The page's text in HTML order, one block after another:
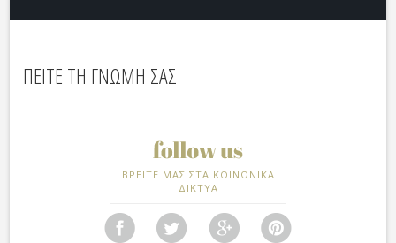
ΠΕΙΤΕ ΤΗ ΓΝΩΜΗ ΣΑΣ
ΒΡΕΙΤΕ ΜΑΣ ΣΤΑ ΚΟΙΝΩΝΙΚΑ
ΔΙΚΤΥΑ